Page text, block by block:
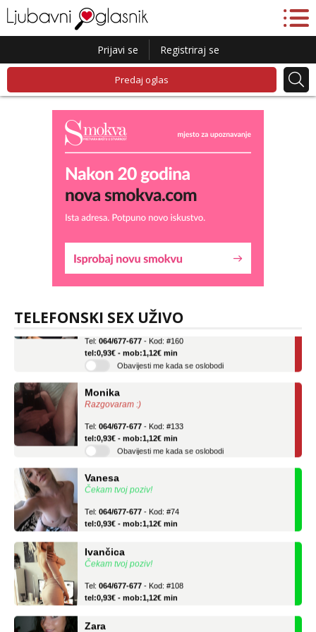
Prijavi se Registriraj se
Predaj oglas
TELEFONSKI SEX UŽIVO
Kristina
Razgovaram :)
Učiteljica iz predgrađa traži...
tel:0,93€ - mob:1,12€ min
Obavijesti me kada se oslobodi
Razgovaram :)
tel:0,93€ - mob:1,12€ min
Obavijesti me kada se oslobodi
Čekam tvoj poziv!
tel:0,93€ - mob:1,12€ min
Čekam tvoj poziv!
tel:0,93€ - mob:1,12€ min
Čekam tvoj poziv!